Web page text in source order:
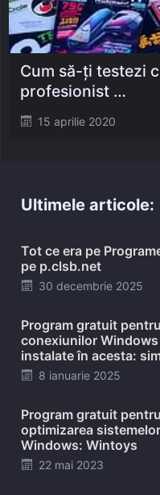
Posted
15 aprilie 2020
Cum să-ți testezi
profesionist …
Ultimele articole:
Tot ce era pe
pe p.clsb.net
Posted
30 decembrie 2025
Program gratuit
conexiunilor
instalate în acesta:
Posted
8 ianuarie 2025
Program gratuit
optimizarea
Windows: Wintoys
Posted
22 mai 2023